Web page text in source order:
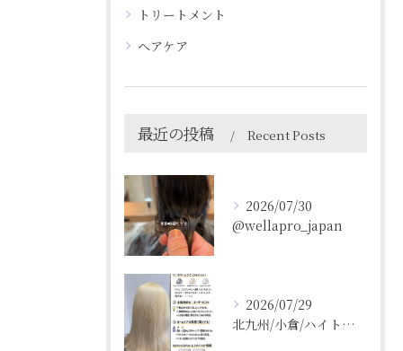
トリートメント
ヘアケア
最近の投稿 Recent Posts
2026/07/30
@wellapro_japan
2026/07/29
北九州/小倉/ハイトーン/ケアブリーチ/ブリーチカラー